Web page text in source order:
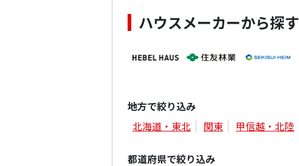
ハウスメーカーから探す
地方で絞り込み
北海道・東北
関東 甲信越・北陸
都道府県で絞り込み